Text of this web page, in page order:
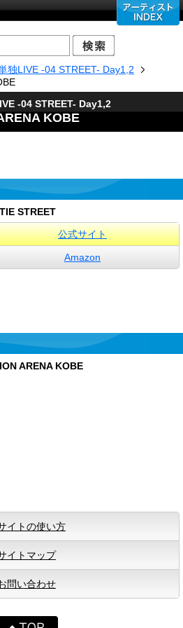
独LIVE -04 STREET- Day1,2
-04 STREET- Day1,2
KOBE
STREET
公式サイト
Amazon
ARENA KOBE
イトの使い方
イトマップ
問い合わせ